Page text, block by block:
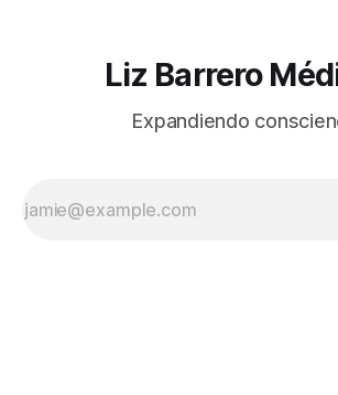
Liz Barrero
Expandiendo